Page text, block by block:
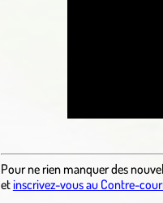
Pour ne rien manquer des
etinscrivez-vous au Contre-